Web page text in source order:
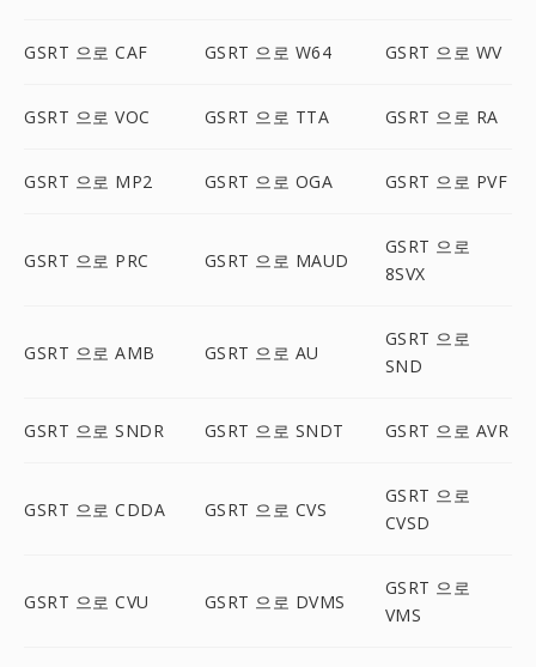
GSRT 으로 CAF GSRT 으로 W64 GSRT 으로 WV
GSRT 으로 VOC GSRT 으로 TTA GSRT 으로 RA
GSRT 으로 MP2 GSRT 으로 OGA GSRT 으로 PVF
GSRT 으로 PRC GSRT 으로 MAUD
GSRT 으로
8SVX
GSRT 으로 AMB GSRT 으로 AU
GSRT 으로
SND
GSRT 으로 SNDR GSRT 으로 SNDT GSRT 으로 AVR
GSRT 으로 CDDA GSRT 으로 CVS
GSRT 으로
CVSD
GSRT 으로 CVU GSRT 으로 DVMS
GSRT 으로
VMS